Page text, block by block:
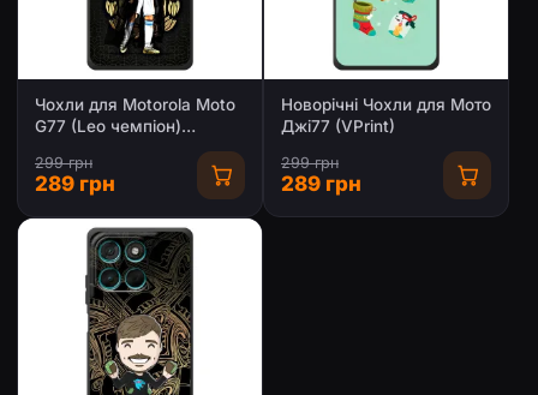
Чохли для Motorola Moto
G77 (Leo чемпіон)
299 грн
289 грн
Новорічні Чохли для Мото
Джі77 (VPrint)
299 грн
289 грн